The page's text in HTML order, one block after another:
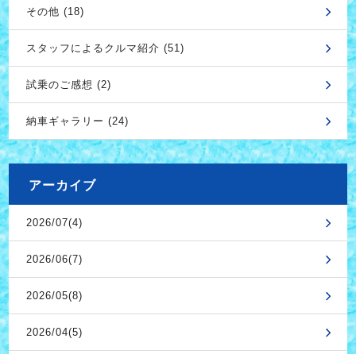
その他 (18)
スタッフによるクルマ紹介 (51)
試乗のご感想 (2)
納車ギャラリー (24)
アーカイブ
2026/07(4)
2026/06(7)
2026/05(8)
2026/04(5)